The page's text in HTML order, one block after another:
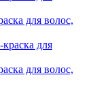
для волос,
для волос,